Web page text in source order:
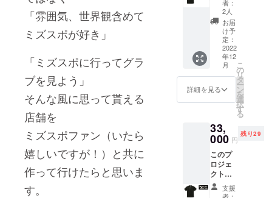
「雰囲気、世界観含めて
ミズスポが好き」
「ミズスポに行ってグラ
ブを見よう」
そんな風に思って貰える
店舗を
ミズスポファン（いたら
嬉しいですが！）と共に
作って行けたらと思いま
す。
備考欄
に御記
入下さ
いま
せ。
支援頂
いた金
額を有
効に使
わせて
頂きま
す。 貼
らせて
頂いた
せしま
す。
段のサ
イズで
ご選択
頂いた
場合で
も着た
感じは
ルーズ
なサイ
イズを
ご指定
下さい
ませ。
お届け
時期は
余裕を
みた期
思って
下さる
方へ
thank
youレ
ターと
共にミ
ズスポ
ロゴT
シャ
ツ、お
の際使
える
¥2,000
クーポ
ンをお
送りし
ます。
Tシャツ
者：
2人
お届
け予
定：
2022
年12
月
詳細を見る
こ
の
リ
タ
ー
ン
を
選
択
す
る
33,
000 円
残り29
このプ
ロジェ
クト用
にお作
りする
支援
者：